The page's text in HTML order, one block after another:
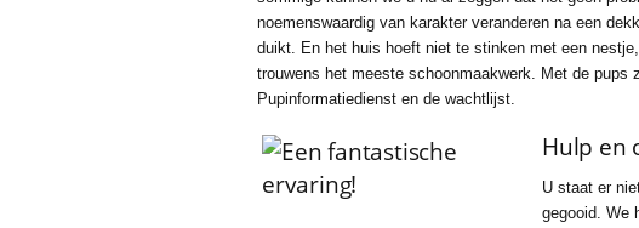
noemenswaardig van karakter veranderen na een
duikt. En het huis hoeft niet te stinken met een
trouwens het meeste schoonmaakwerk. Met de
Pupinformatiedienst en de wachtlijst.
Hulp en
U staat er
gegooid. We